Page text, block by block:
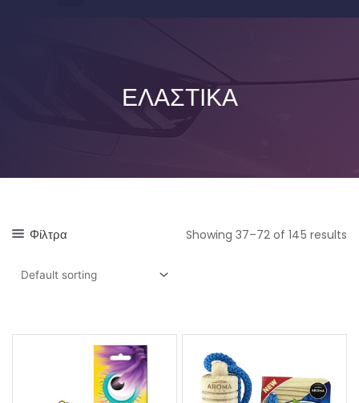
ΕΛΑΣΤΙΚΑ
Φίλτρα Showing 37–72 of 145 results